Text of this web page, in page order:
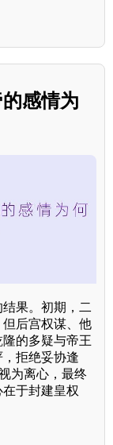
感情为
果。初期，二
后宫权谋、他
的多疑与帝王
拒绝妥协逢
为离心，最终
于封建皇权